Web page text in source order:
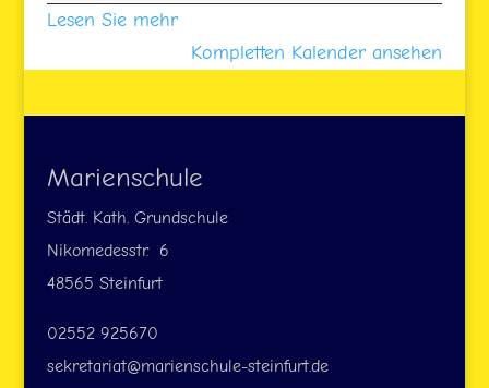
Lesen Sie mehr
Kompletten Kalender ansehen
Marienschule
Städt. Kath. Grundschule
Nikomedesstr. 6
48565 Steinfurt
02552 925670
sekretariat@marienschule-steinfurt.de